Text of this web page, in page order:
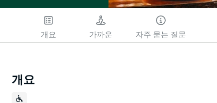
개요 가까운 자주 묻는 질문
개요